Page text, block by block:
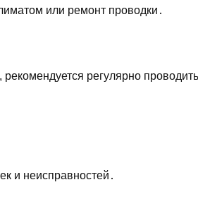
или ремонт проводки․
регулярно
и неисправностей․